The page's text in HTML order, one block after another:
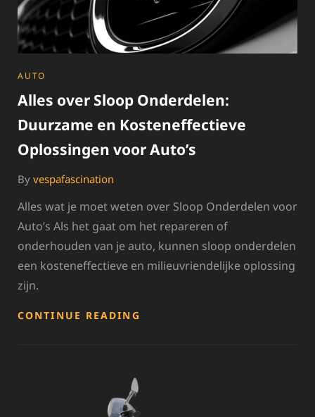
CATEGORIES
AUTO
Alles over Sloop Onderdelen:
Duurzame en Kosteneffectieve
Oplossingen voor Auto’s
By vespafascination
Alles wat je moet weten over Sloop Onderdelen voor
Auto’s Als het gaat om het repareren of
onderhouden van je auto, kunnen sloop onderdelen
een kosteneffectieve en milieuvriendelijke oplossing
zijn.
CONTINUE READING